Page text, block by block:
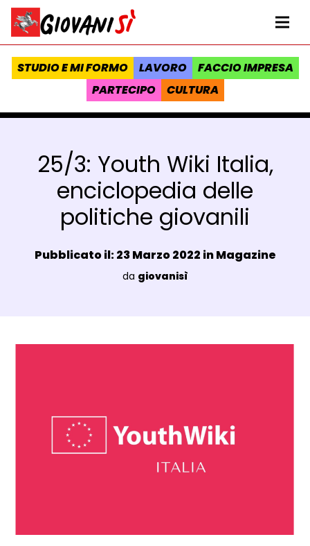
Vai al contenuto
Homepage Giovanisì - Progetto della Regione Toscana
STUDIO E MI FORMO LAVORO
FACCIO IMPRESA
PARTECIPO
CULTURA
25/3: Youth Wiki Italia,
enciclopedia delle
politiche giovanili
Data e ora:
Pubblicato il: 23 Marzo 2022 inMagazine
Luogo:
da giovanisì